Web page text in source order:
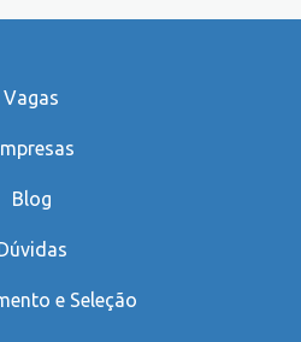
Vagas
Blog
e Seleção